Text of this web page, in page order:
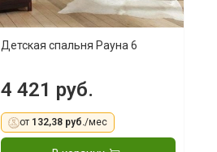
Детская спальня Рауна 6
4 421 руб.
от 132,38 руб./мес